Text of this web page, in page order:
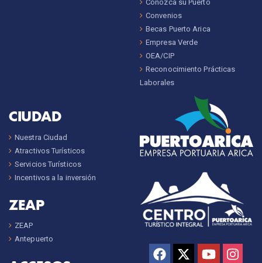
Conozca su Puerto
Convenios
Becas Puerto Arica
Empresa Verde
OEA/CIP
Reconocimiento Prácticas
Laborales
CIUDAD
Nuestra Ciudad
Atractivos Turísticos
Servicios Turísticos
Incentivos a la inversión
ZEAP
ZEAP
Antepuerto